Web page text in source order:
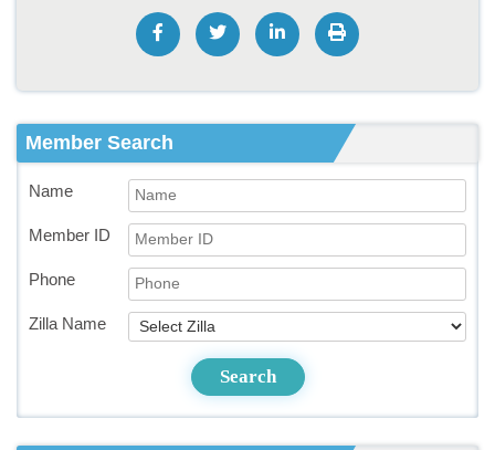
Member Search
Name
Member ID
Phone
Zilla Name
Search